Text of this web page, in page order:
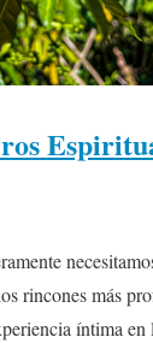
rincones más
íntima en